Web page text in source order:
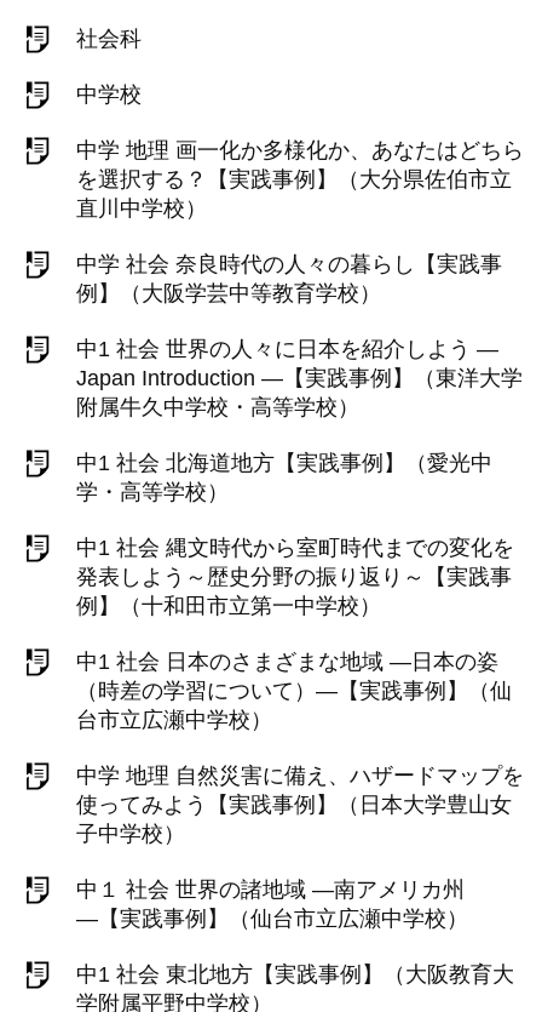
社会科
中学校
中学 地理 画一化か多様化か、あなたはどちら
を選択する？【実践事例】（大分県佐伯市立
直川中学校）
中学 社会 奈良時代の人々の暮らし【実践事
例】（大阪学芸中等教育学校）
中1 社会 世界の人々に日本を紹介しよう ―
Japan Introduction ―【実践事例】（東洋大学
附属牛久中学校・高等学校）
中1 社会 北海道地方【実践事例】（愛光中
学・高等学校）
中1 社会 縄文時代から室町時代までの変化を
発表しよう～歴史分野の振り返り～【実践事
例】（十和田市立第一中学校）
中1 社会 日本のさまざまな地域 ―日本の姿
（時差の学習について）―【実践事例】（仙
台市立広瀬中学校）
中学 地理 自然災害に備え、ハザードマップを
使ってみよう【実践事例】（日本大学豊山女
子中学校）
中１ 社会 世界の諸地域 ―南アメリカ州
―【実践事例】（仙台市立広瀬中学校）
中1 社会 東北地方【実践事例】（大阪教育大
学附属平野中学校）